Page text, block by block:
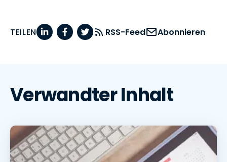
TEILEN RSS-Feed Abonnieren
Verwandter Inhalt